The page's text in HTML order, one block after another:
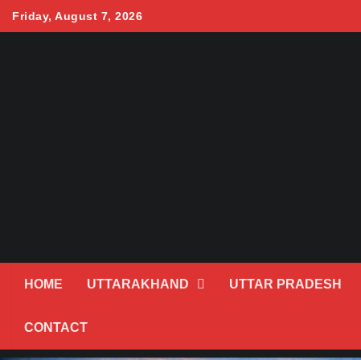
Friday, August 7, 2026
HOME UTTARAKHAND UTTAR PRADESH
CONTACT